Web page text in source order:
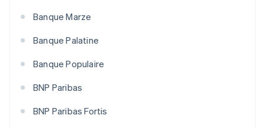
Banque Marze
Banque Palatine
Banque Populaire
BNP Paribas
BNP Paribas Fortis